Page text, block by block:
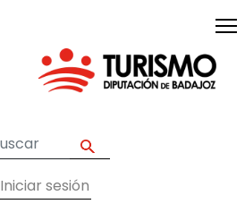
User account
Iniciar sesión